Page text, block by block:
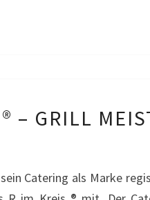
– GRILL
Catering als Marke